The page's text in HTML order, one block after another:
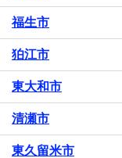
福生市
狛江市
東大和市
清瀬市
東久留米市